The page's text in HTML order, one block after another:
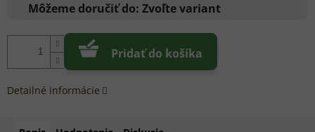
Môžeme doručiť do: Zvoľte variant
Pridať do košíka
Detailné informácie